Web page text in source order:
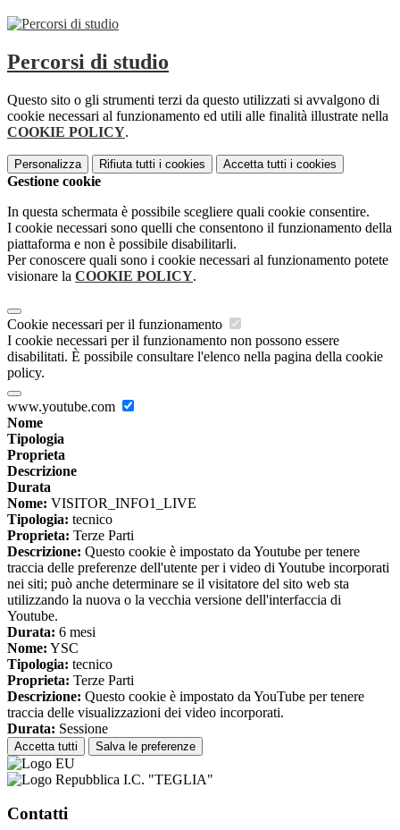
Percorsi di studio
Questo sito o gli strumenti terzi da questo utilizzati si avvalgono di
cookie necessari al funzionamento ed utili alle finalità illustrate nella
COOKIE POLICY.
Personalizza Rifiuta tutti i cookies Accetta tutti i cookies
Gestione cookie
In questa schermata è possibile scegliere quali cookie consentire.
I cookie necessari sono quelli che consentono il funzionamento della
piattaforma e non è possibile disabilitarli.
Per conoscere quali sono i cookie necessari al funzionamento potete
visionare la COOKIE POLICY.
Cookie necessari per il funzionamento
I cookie necessari per il funzionamento non possono essere
disabilitati. È possibile consultare l'elenco nella pagina della cookie
policy.
www.youtube.com
Nome
Tipologia
Proprieta
Descrizione
Durata
Nome: VISITOR_INFO1_LIVE
Tipologia: tecnico
Proprieta: Terze Parti
Descrizione: Questo cookie è impostato da Youtube per tenere
traccia delle preferenze dell'utente per i video di Youtube incorporati
nei siti; può anche determinare se il visitatore del sito web sta
utilizzando la nuova o la vecchia versione dell'interfaccia di
Youtube.
Durata: 6 mesi
Nome: YSC
Tipologia: tecnico
Proprieta: Terze Parti
Descrizione: Questo cookie è impostato da YouTube per tenere
traccia delle visualizzazioni dei video incorporati.
Durata: Sessione
Accetta tutti Salva le preferenze
I.C. "TEGLIA"
Contatti